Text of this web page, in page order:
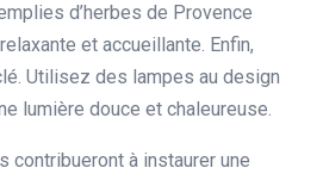
d’herbes de Provence
et accueillante. Enfin,
Utilisez des lampes au design
lumière douce et chaleureuse.
contribueront à instaurer une